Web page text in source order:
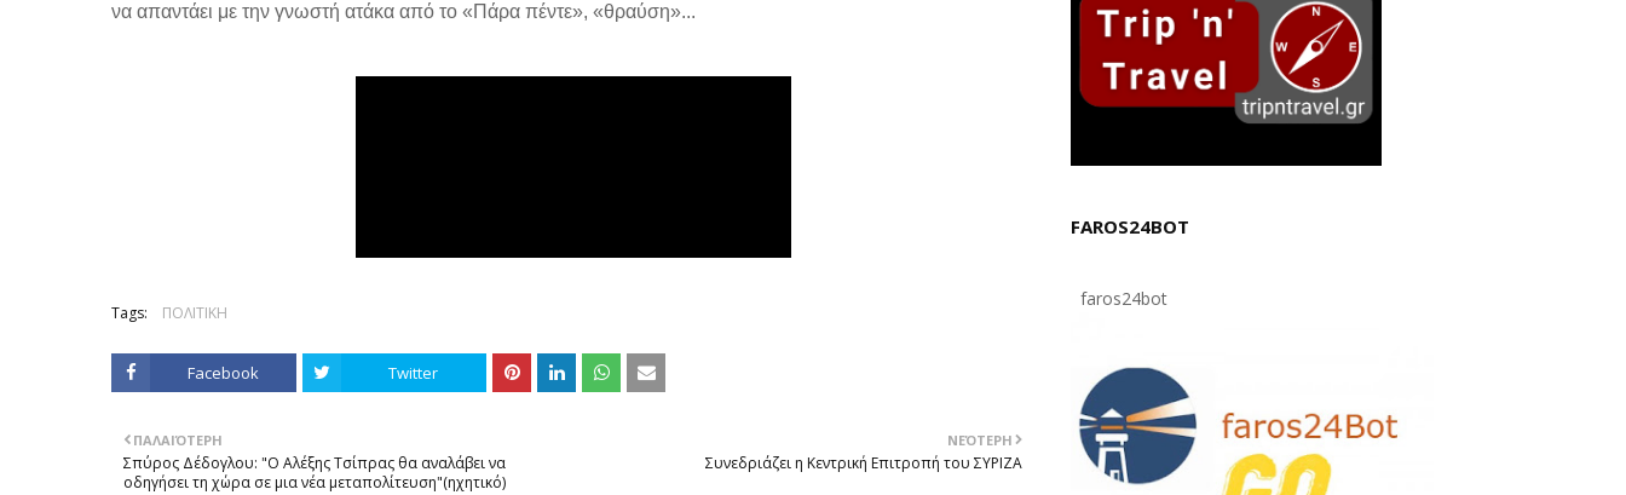
να απαντάει με την γνωστή ατάκα από το «Πάρα πέντε», «θραύση»...
Tags: ΠΟΛΙΤΙΚΗ
Facebook Twitter
ΝΕΌΤΕΡΗ
Συνεδριάζει η Κεντρική Επιτροπή του ΣΥΡΙΖΑ
ΠΑΛΑΙΌΤΕΡΗ
Σπύρος Δέδογλου: "Ο Αλέξης Τσίπρας θα αναλάβει να
οδηγήσει τη χώρα σε μια νέα μεταπολίτευση"(ηχητικό)
FAROS24BOT
faros24bot